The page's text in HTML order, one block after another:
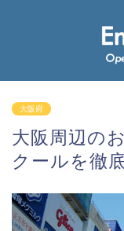
大阪府
大阪周辺の
クールを徹